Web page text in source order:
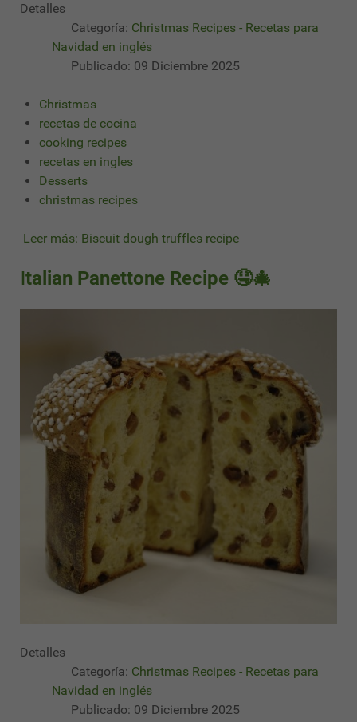
Detalles
Categoría: Christmas Recipes - Recetas para
Navidad en inglés
Publicado: 09 Diciembre 2025
Christmas
recetas de cocina
cooking recipes
recetas en ingles
Desserts
christmas recipes
Leer más: Biscuit dough truffles recipe
Italian Panettone Recipe 🤤🎄
Detalles
Categoría: Christmas Recipes - Recetas para
Navidad en inglés
Publicado: 09 Diciembre 2025